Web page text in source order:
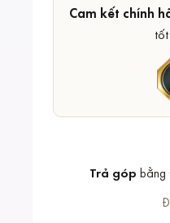
Cam kết chính
Trả góp bằng